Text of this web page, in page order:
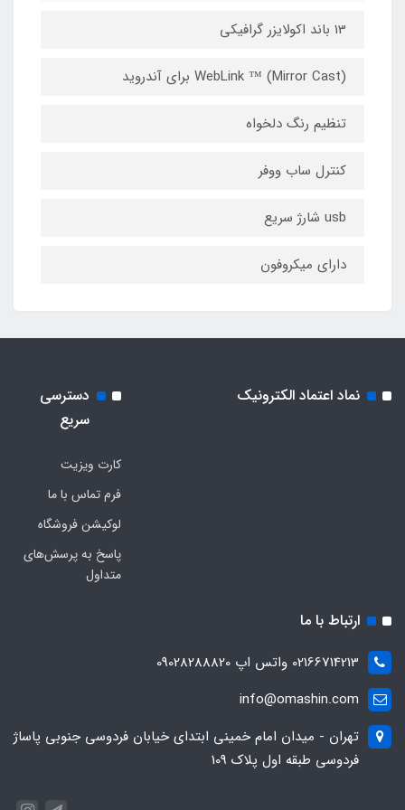
13 باند اکولایزر گرافیکی
WebLink ™ (Mirror Cast) برای آندروید
تنظيم رنگ دلخواه
كنترل ساب ووفر
usb شارژ سریع
دارای میکروفون
نماد اعتماد الکترونیک
دسترسی
سریع
کارت ویزیت
فرم تماس با ما
لوکیشن فروشگاه
پاسخ به پرسش‌های
متداول
ارتباط با ما
02166714213 واتس اپ 09028288820
info@omashin.com
تهران - میدان امام خمینی ابتدای خیابان فردوسی جنوبی پاساژ
فردوسی طبقه اول پلاک 109